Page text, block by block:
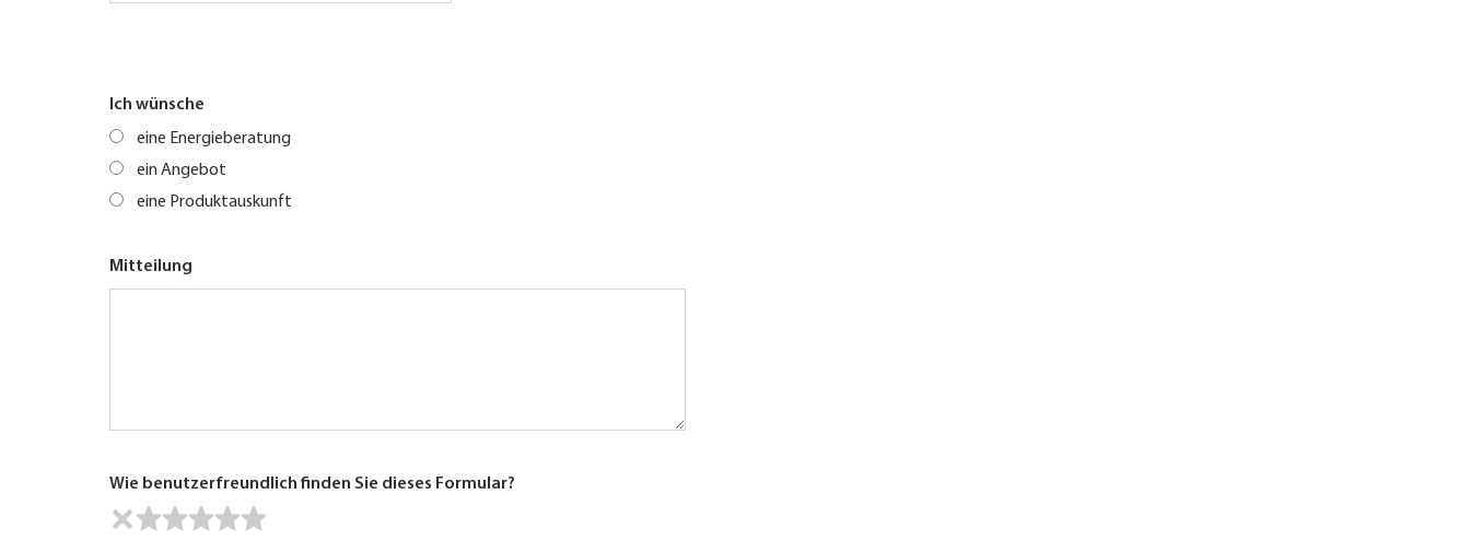
Ich wünsche
eine Energieberatung
ein Angebot
eine Produktauskunft
Mitteilung
Wie benutzerfreundlich finden Sie dieses Formular?